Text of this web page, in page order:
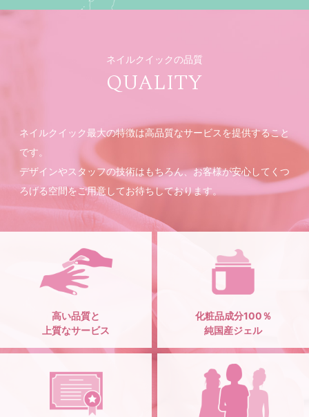
ネイルクイックの品質
QUALITY
ネイルクイック最大の特徴は高品質なサービスを提供すること
です。
デザインやスタッフの技術はもちろん、お客様が安心してくつ
ろげる空間をご用意してお待ちしております。
高い品質と
上質なサービス
化粧品成分100％
純国産ジェル